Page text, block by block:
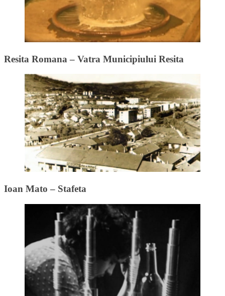
Resita Romana – Vatra Municipiului Resita
Ioan Mato – Stafeta